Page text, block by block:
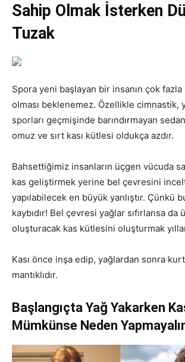
Sahip Olmak İsterken
Tuzak
Spora yeni başlayan bir insanın çok
olması beklenemez. Özellikle cimnastik,
sporları geçmişinde barındırmayan
omuz ve sırt kası kütlesi oldukça azdır.
Bahsettiğimiz insanların üçgen vücuda
kas geliştirmek yerine bel çevresini
yapılabilecek en büyük yanlıştır. Çünkü
kaybıdır! Bel çevresi yağlar sıfırlansa
oluşturacak kas kütlesini oluşturmak
Kası önce inşa edip, yağlardan sonra
mantıklıdır.
Başlangıçta Yağ Yakarken
Mümkünse Neden